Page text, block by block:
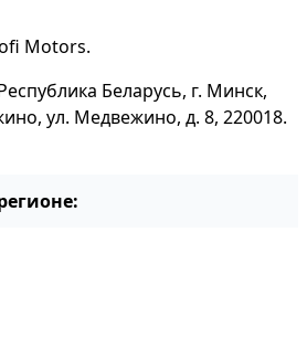
Motors.
Беларусь, г. Минск,
ул. Медвежино, д. 8, 220018.